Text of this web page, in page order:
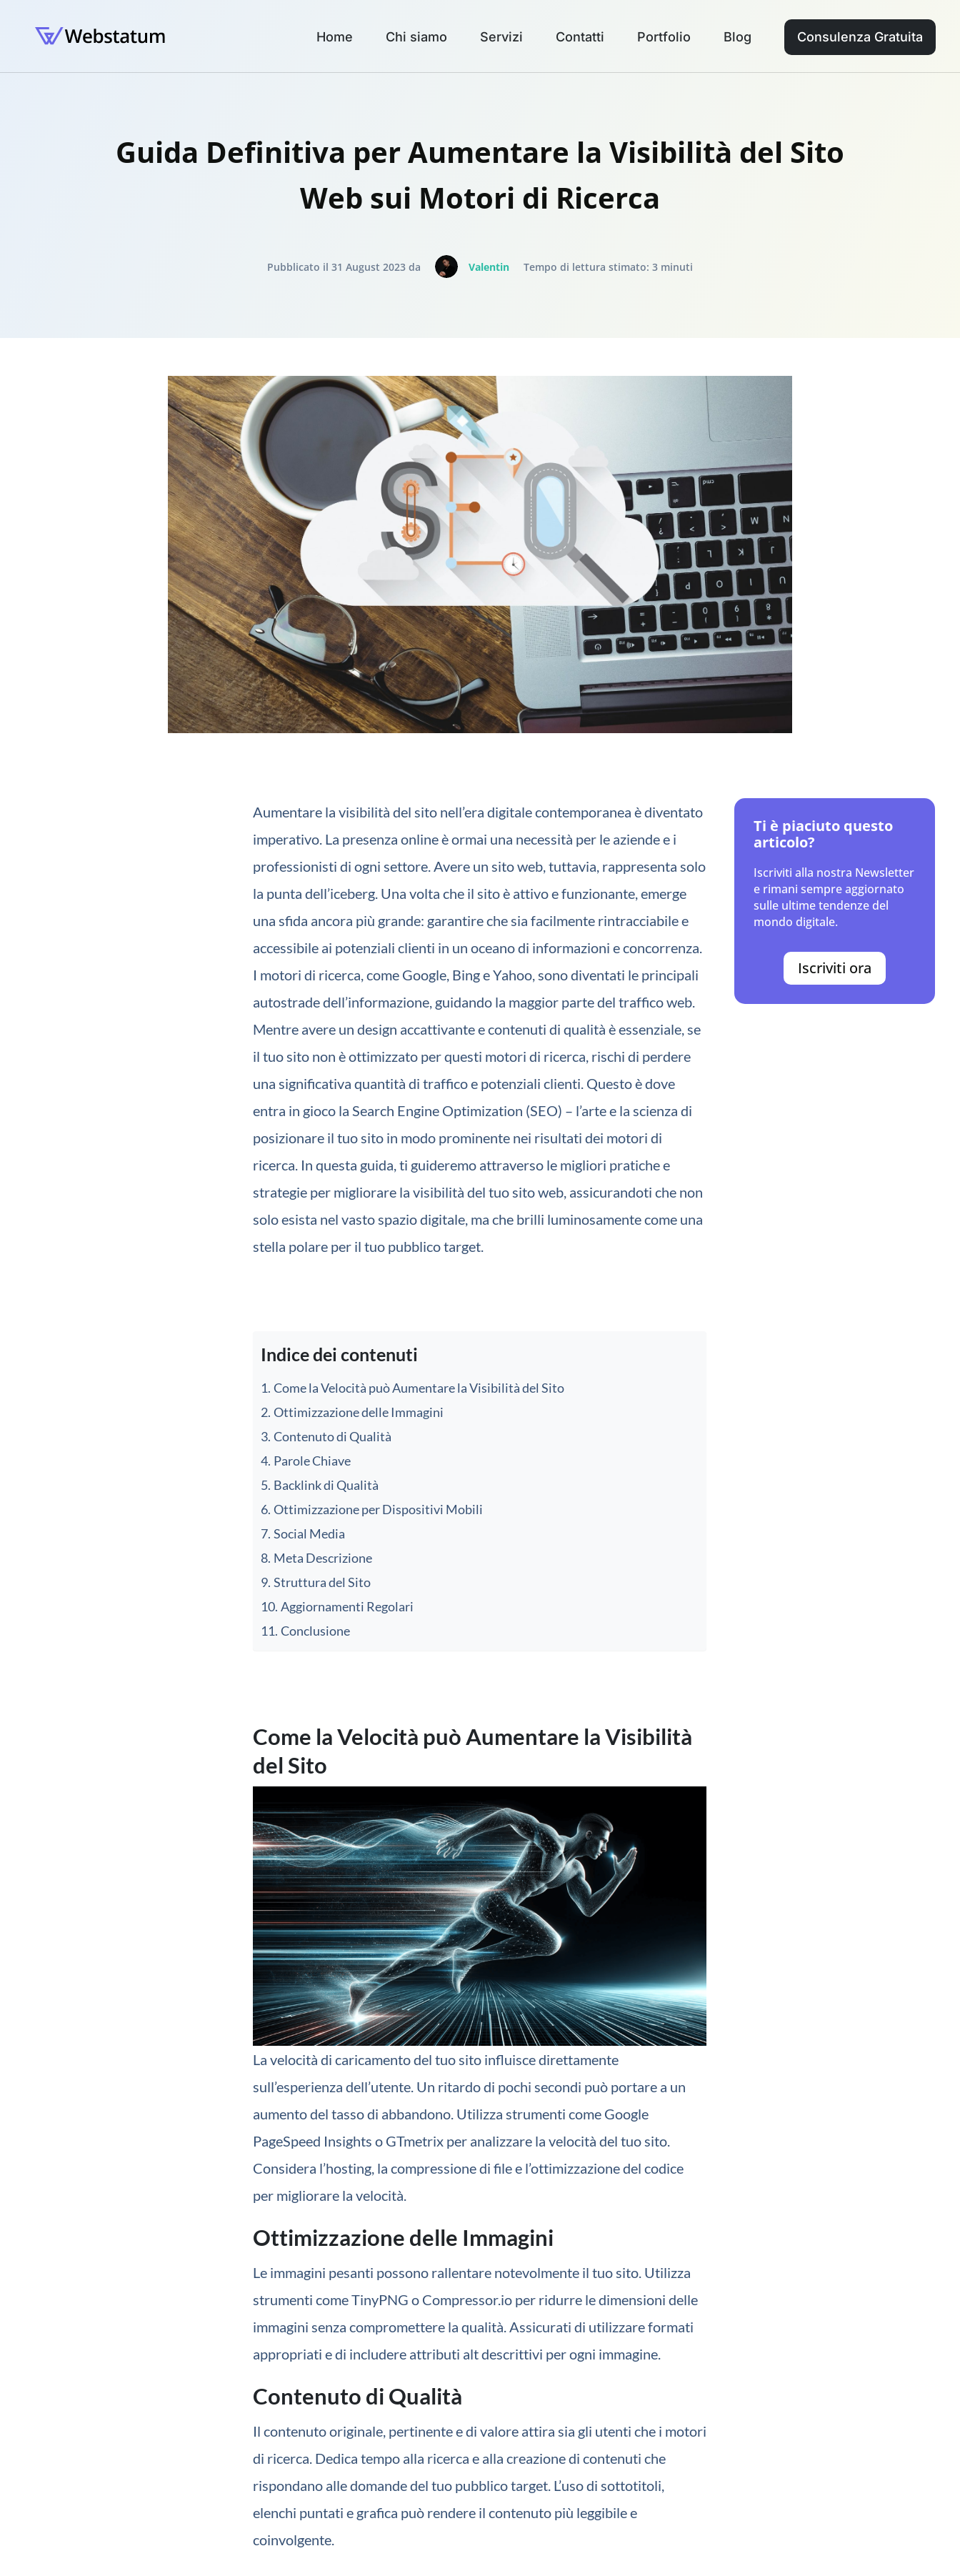
Home Chi siamo Servizi Contatti Portfolio Blog Consulenza Gratuita
Guida Definitiva per Aumentare la Visibilità del Sito
Web sui Motori di Ricerca
Pubblicato il 31 August 2023 da Valentin Tempo di lettura stimato: 3 minuti
Aumentare la visibilità del sito nell’era digitale contemporanea è diventato
imperativo. La presenza online è ormai una necessità per le aziende e i
professionisti di ogni settore. Avere un sito web, tuttavia, rappresenta solo
la punta dell’iceberg. Una volta che il sito è attivo e funzionante, emerge
una sfida ancora più grande: garantire che sia facilmente rintracciabile e
accessibile ai potenziali clienti in un oceano di informazioni e concorrenza.
I motori di ricerca, come Google, Bing e Yahoo, sono diventati le principali
autostrade dell’informazione, guidando la maggior parte del traffico web.
Mentre avere un design accattivante e contenuti di qualità è essenziale, se
il tuo sito non è ottimizzato per questi motori di ricerca, rischi di perdere
una significativa quantità di traffico e potenziali clienti. Questo è dove
entra in gioco la Search Engine Optimization (SEO) – l’arte e la scienza di
posizionare il tuo sito in modo prominente nei risultati dei motori di
ricerca. In questa guida, ti guideremo attraverso le migliori pratiche e
strategie per migliorare la visibilità del tuo sito web, assicurandoti che non
solo esista nel vasto spazio digitale, ma che brilli luminosamente come una
stella polare per il tuo pubblico target.
Indice dei contenuti
Come la Velocità può Aumentare la Visibilità del Sito
Ottimizzazione delle Immagini
Contenuto di Qualità
Parole Chiave
Backlink di Qualità
Ottimizzazione per Dispositivi Mobili
Social Media
Meta Descrizione
Struttura del Sito
Aggiornamenti Regolari
Conclusione
Come la Velocità può Aumentare la Visibilità
del Sito
La velocità di caricamento del tuo sito influisce direttamente
sull’esperienza dell’utente. Un ritardo di pochi secondi può portare a un
aumento del tasso di abbandono. Utilizza strumenti come Google
PageSpeed Insights o GTmetrix per analizzare la velocità del tuo sito.
Considera l’hosting, la compressione di file e l’ottimizzazione del codice
per migliorare la velocità.
Ottimizzazione delle Immagini
Le immagini pesanti possono rallentare notevolmente il tuo sito. Utilizza
strumenti come TinyPNG o Compressor.io per ridurre le dimensioni delle
immagini senza compromettere la qualità. Assicurati di utilizzare formati
appropriati e di includere attributi alt descrittivi per ogni immagine.
Contenuto di Qualità
Il contenuto originale, pertinente e di valore attira sia gli utenti che i motori
di ricerca. Dedica tempo alla ricerca e alla creazione di contenuti che
rispondano alle domande del tuo pubblico target. L’uso di sottotitoli,
elenchi puntati e grafica può rendere il contenuto più leggibile e
coinvolgente.
Ti è piaciuto questo
articolo?
Iscriviti alla nostra Newsletter
e rimani sempre aggiornato
sulle ultime tendenze del
mondo digitale.
Iscriviti ora